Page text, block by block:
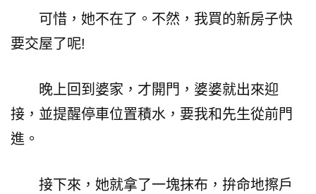
可惜，她不在了。不然，我買的新房子快
要交屋了呢!
晚上回到婆家，才開門，婆婆就出來迎
接，並提醒停車位置積水，要我和先生從前門
進。
接下來，她就拿了一塊抹布，拚命地擦戶